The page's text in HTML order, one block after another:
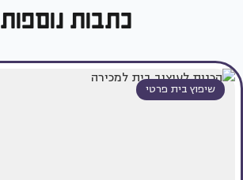
כתבות נוספות
שיפוץ בית פרטי